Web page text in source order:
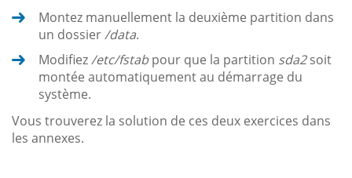
Montez manuellement la deuxième partition dans
un dossier/data.
Modifiez/etc/fstabpour que la partition sda2soit
montée automatiquement au démarrage du
système.
Vous trouverez la solution de ces deux exercices dans
les annexes.